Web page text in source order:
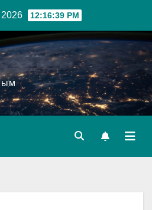
12:16:41 PM